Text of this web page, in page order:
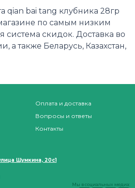
qian bai tang клубника 28гр
по самым низким
система скидок. Доставка во
а также Беларусь, Казахстан,
Оплата и доставка
Вопросы и ответы
Контакты
Шумкина, 20с1
Мы в социальных медиа: